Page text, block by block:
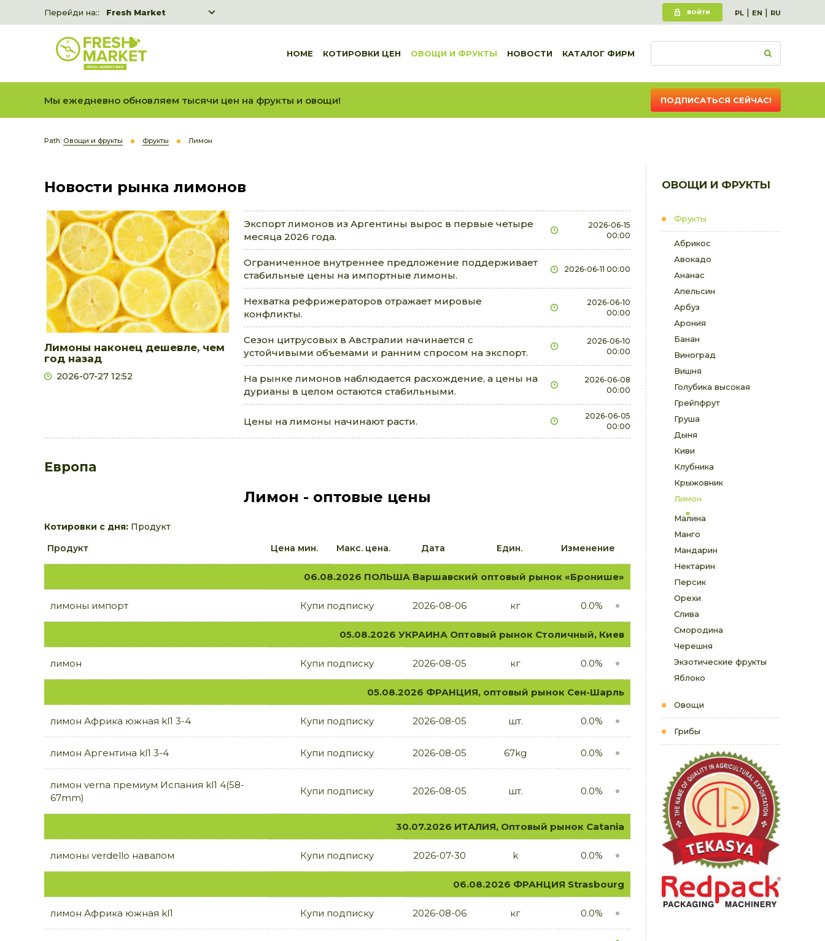
Перейди на::
Fresh Market
Fresh Market event B2B
ВОЙТИ PL | EN | RU
HOME КОТИРОВКИ ЦЕН ОВОЩИ И ФРУКТЫ НОВОСТИ КАТАЛОГ ФИРМ
Мы ежедневно обновляем тысячи цен на фрукты и овощи! ПОДПИСАТЬСЯ СЕЙЧАС!
Path: Овощи и фрукты Фрукты Лимон
ОВОЩИ И ФРУКТЫ
Фрукты
Абрикос
Авокадо
Ананас
Апельсин
Арбуз
Арония
Банан
Виноград
Вишня
Голубика высокая
Грейпфрут
Груша
Дыня
Киви
Клубника
Крыжовник
Лимон
Малина
Манго
Мандарин
Нектарин
Персик
Орехи
Слива
Смородина
Черешня
Экзотические фрукты
Яблоко
Овощи
Грибы
Новости рынка лимонов
Лимоны наконец дешевле, чем
год назад
2026-07-27 12:52
Экспорт лимонов из Аргентины вырос в первые четыре
месяца 2026 года.
2026-06-15
00:00
Ограниченное внутреннее предложение поддерживает
стабильные цены на импортные лимоны.
2026-06-11 00:00
Нехватка рефрижераторов отражает мировые
конфликты.
2026-06-10
00:00
Сезон цитрусовых в Австралии начинается с
устойчивыми объемами и ранним спросом на экспорт.
2026-06-10
00:00
На рынке лимонов наблюдается расхождение, а цены на
дурианы в целом остаются стабильными.
2026-06-08
00:00
Цены на лимоны начинают расти.
2026-06-05
00:00
Европа
Лимон - оптовые цены
Котировки с дня: Продукт
Продукт
Цена мин. Макс. цена. Дата Един. Изменение
06.08.2026 ПОЛЬША Варшавский оптовый рынок «Бронише»
лимоны импорт Купи подписку 2026-08-06 кг 0.0%
05.08.2026 УКРАИНА Оптовый рынок Столичный, Киев
лимон Купи подписку 2026-08-05 кг 0.0%
05.08.2026 ФРАНЦИЯ, оптовый рынок Сен-Шарль
лимон Африка южная kl1 3-4 Купи подписку 2026-08-05 шт. 0.0%
лимон Аргентина kl1 3-4 Купи подписку 2026-08-05 67kg 0.0%
лимон verna премиум Испания kl1 4(58-
67mm)
Купи подписку 2026-08-05 шт. 0.0%
30.07.2026 ИТАЛИЯ, Оптовый рынок Catania
лимоны verdello навалом Купи подписку 2026-07-30 k 0.0%
06.08.2026 ФРАНЦИЯ Strasbourg
лимон Африка южная kl1 Купи подписку 2026-08-06 кг 0.0%